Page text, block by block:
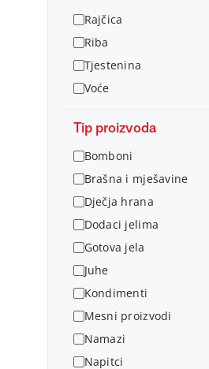
Rajčica
Riba
Tjestenina
Voće
Tip proizvoda
Bomboni
Brašna i mješavine
Dječja hrana
Dodaci jelima
Gotova jela
Juhe
Kondimenti
Mesni proizvodi
Namazi
Napitci